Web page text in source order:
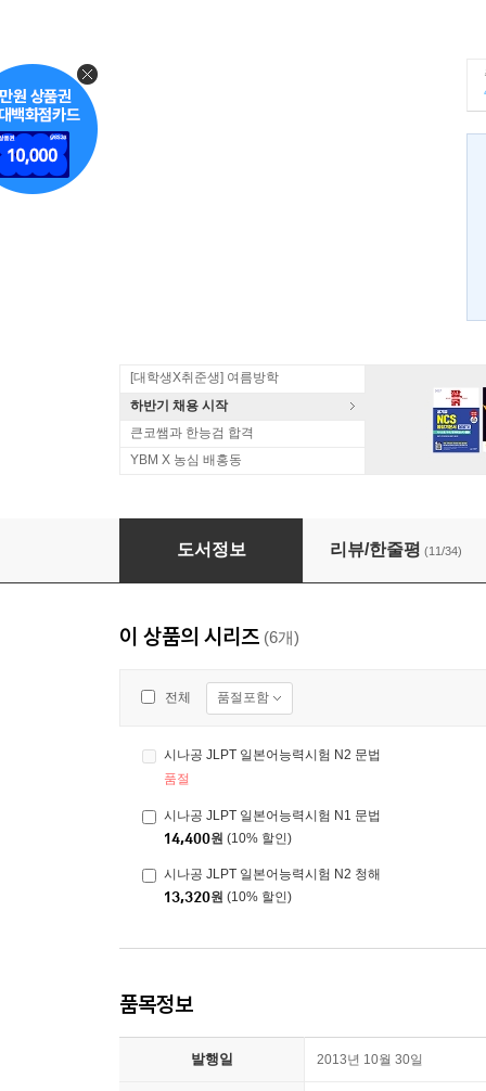
[대학생X취준생] 여름방학
하반기 채용 시작
큰코쌤과 한능검 합격
YBM X 농심 배홍동
시나공 JLPT 일본어능력시험 N1 실전 모의고
도서정보 리뷰/한줄평 (11/34)
이 상품의 시리즈 (6개)
전체 품절포함
시나공 JLPT 일본어능력시험 N2 문법
품절
시나공 JLPT 일본어능력시험 N1 문법
14,400원 (10% 할인)
시나공 JLPT 일본어능력시험 N2 청해
13,320원 (10% 할인)
품목정보
발행일 2013년 10월 30일